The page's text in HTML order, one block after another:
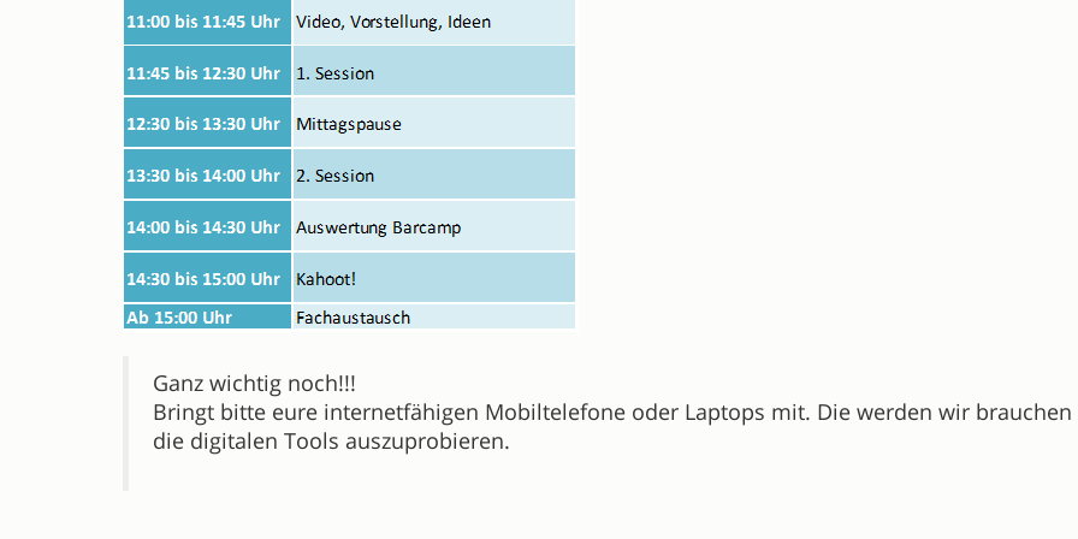
Ganz wichtig noch!!!
Bringt bitte eure internetfähigen Mobiltelefone oder Laptops mit. Die werden wir
die digitalen Tools auszuprobieren.